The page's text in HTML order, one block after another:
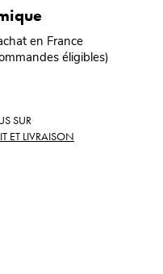
en France
éligibles)
SUR
ET LIVRAISON